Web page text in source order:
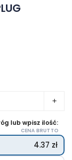
+
lub wpisz ilość:
CENA BRUTTO
4.37 zł